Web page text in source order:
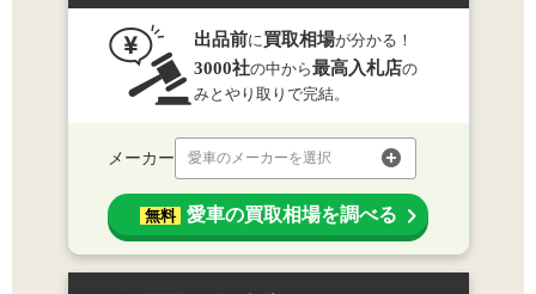
出品前に買取相場が分かる！
3000社の中から最高入札店の
みとやり取りで完結。
メーカー 愛車のメーカーを選択
無料 愛車の買取相場を調べる